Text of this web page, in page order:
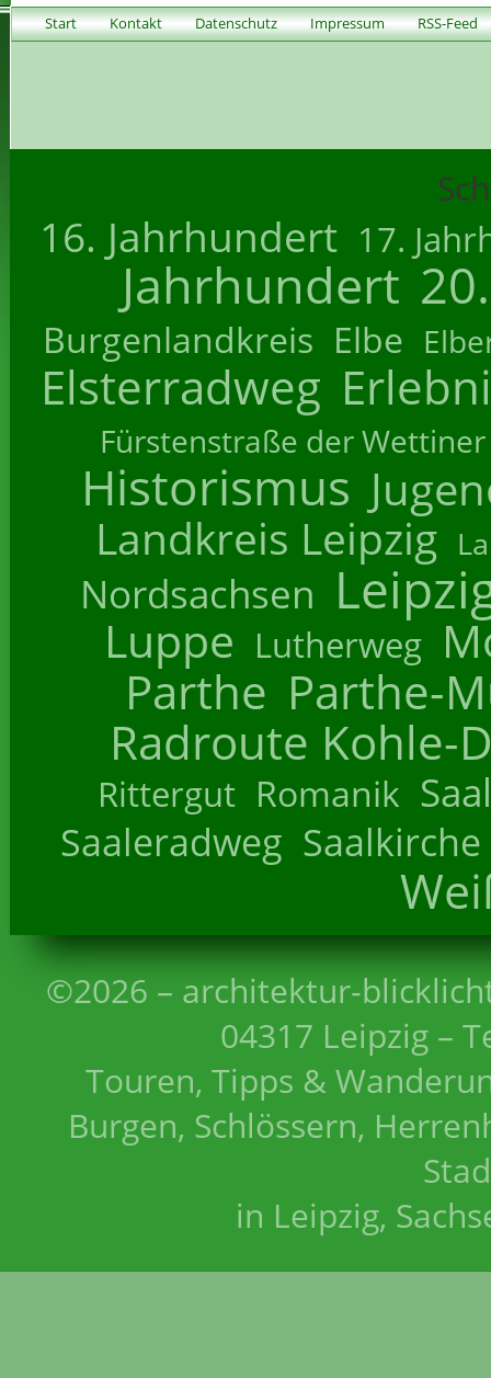
Start Kontakt Datenschutz Impressum RSS-Feed
16. Jahrhundert 17.
Jahrhundert
Burgenlandkreis Elbe
Elsterradweg
Fürstenstraße der Wettiner
Historismus
Landkreis Leipzig
Nordsachsen
Luppe Lutherweg
Parthe Parthe-
Radroute Kohle-
Rittergut Romanik
Saaleradweg Saalkirche
©2026 – architektur-
04317 Leipzig –
Touren, Tipps &
Burgen, Schlössern,
in Leipzig,